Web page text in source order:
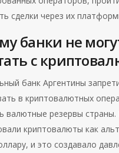
сделки через их
банки не
с
банк Аргентины
в криптовалютных
валютные резервы
криптовалюты как
и это создавало